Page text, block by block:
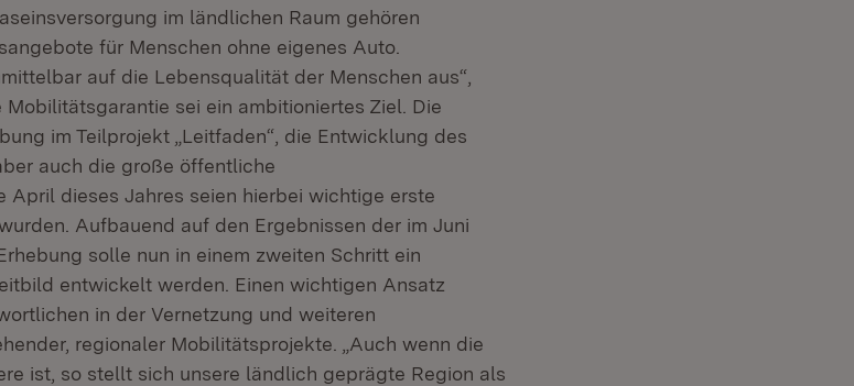
im ländlichen Raum gehören
für Menschen ohne eigenes Auto.
auf die Lebensqualität der Menschen aus“,
sei ein ambitioniertes Ziel. Die
im Teilprojekt „Leitfaden“, die Entwicklung des
auch die große öffentliche
April dieses Jahres seien hierbei wichtige erste
Aufbauend auf den Ergebnissen der im Juni
solle nun in einem zweiten Schritt ein
entwickelt werden. Einen wichtigen Ansatz
in der Vernetzung und weiteren
regionaler Mobilitätsprojekte. „Auch wenn die
ist, so stellt sich unsere ländlich geprägte Region als